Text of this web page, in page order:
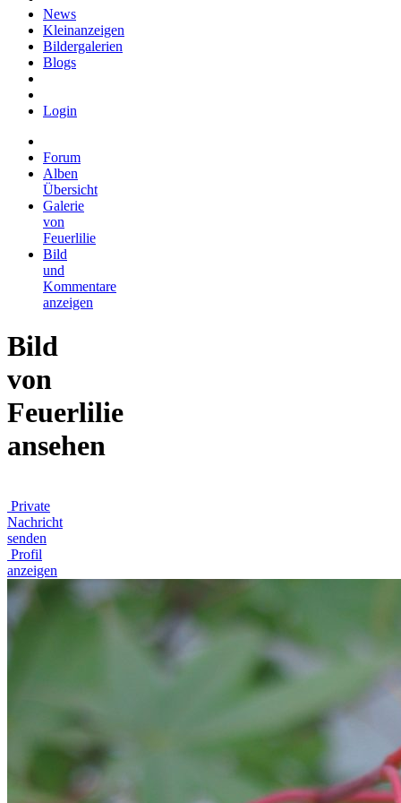
News
Kleinanzeigen
Bildergalerien
Blogs
Login
Forum
Alben
Übersicht
Galerie
von
Feuerlilie
Bild
und
Kommentare
anzeigen
Bild
von
Feuerlilie
ansehen
Private
Nachricht
senden
Profil
anzeigen